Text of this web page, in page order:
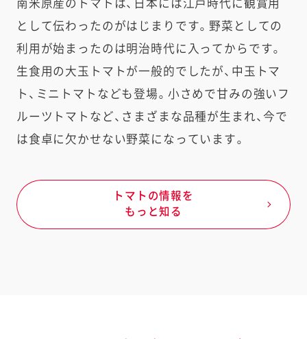
南米原産のトマトは、日本には江戸時代に観賞用
として伝わったのがはじまりです。野菜としての
利用が始まったのは明治時代に入ってからです。
生食用の大玉トマトが一般的でしたが、中玉トマ
ト、ミニトマトなども登場。小さめで甘みの強いフ
ルーツトマトなど、さまざまな品種が生まれ、今で
は食卓に欠かせない野菜になっています。
トマトの情報を
もっと知る